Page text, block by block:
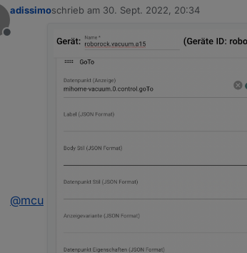
Offline
adissimoschrieb am 30. Sept. 2022, 20:34
zuletzt editiert von
@mcu